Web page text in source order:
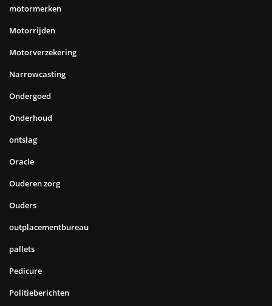
motormerken
Motorrijden
Motorverzekering
Narrowcasting
Ondergoed
Onderhoud
ontslag
Oracle
Ouderen zorg
Ouders
outplacementbureau
pallets
Pedicure
Politieberichten